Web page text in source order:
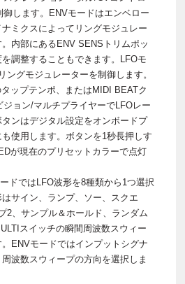
します。ENVモードはエンベロー
ミクスによってリングモジュレー
内部にあるENV SENSトリムポッ
調整することもできます。LFOモ
ングモジュレーターを制御します。
ップテンポ、またはMIDI BEATク
ョン/マルチプライヤーでLFOレー
ンはデジタル設定をオンボードプ
使用します。ボタンを1秒長押しす
が現在のプリセットカラーで点灯
ドではLFO波形を8種類から1つ選択
サイン、ランプ、ソー、スクエ
2、サンプル＆ホールド、ランダム
スイッチの瞬間周波数スウィー
ENVモードではインプットシグナ
波数スウィープの方向を選択しま